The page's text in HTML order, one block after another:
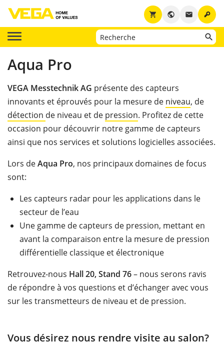
key
email
public
shopping_cart
Aqua Pro
VEGA Messtechnik AG présente des capteurs
innovants et éprouvés pour la mesure de niveau, de
détection de niveau et de pression. Profitez de cette
occasion pour découvrir notre gamme de capteurs
ainsi que nos services et solutions logicielles associées.
Lors deAqua Pro, nos principaux domaines de focus
sont:
Les capteurs radar pour les applications dans le
secteur de l’eau
Une gamme de capteurs de pression, mettant en
avant la comparaison entre la mesure de pression
différentielle classique et électronique
Retrouvez-nous Hall 20, Stand 76– nous serons ravis
de répondre à vos questions et d’échanger avec vous
sur les transmetteurs de niveau et de pression.
Vous désirez nous rendre visite au salon?